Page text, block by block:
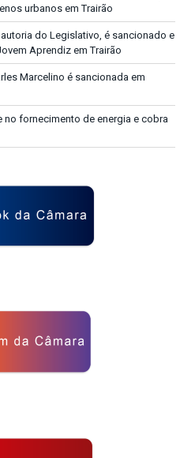
urbanos em Trairão
do Legislativo, é sancionado e
Aprendiz em Trairão
Marcelino é sancionada em
no fornecimento de energia e cobra